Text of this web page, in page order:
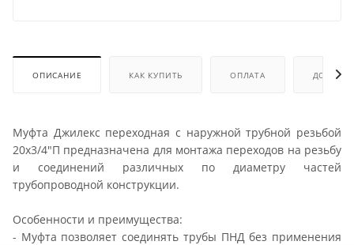
ОПИСАНИЕ КАК КУПИТЬ ОПЛАТА
Муфта Джилекс переходная с наружной трубной резьбой
20х3/4"П предназначена для монтажа переходов на резьбу
и соединений различных по диаметру частей
трубопроводной конструкции.
Особенности и преимущества:
- Муфта позволяет соединять трубы ПНД без применения